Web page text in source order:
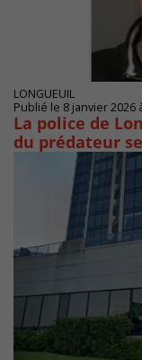
LONGUEUIL
Publié le 8 janvier 2026
La police de
du prédateur